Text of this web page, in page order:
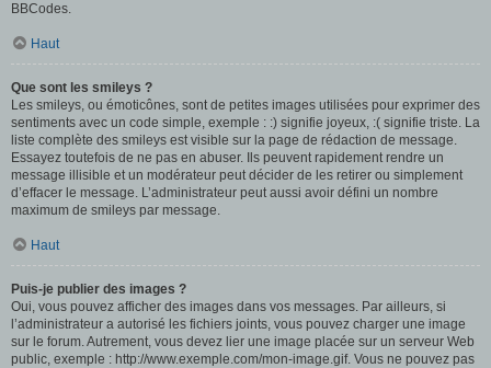
BBCodes.
Haut
Que sont les smileys ?
Les smileys, ou émoticônes, sont de petites images utilisées pour exprimer des
sentiments avec un code simple, exemple : :) signifie joyeux, :( signifie triste. La
liste complète des smileys est visible sur la page de rédaction de message.
Essayez toutefois de ne pas en abuser. Ils peuvent rapidement rendre un
message illisible et un modérateur peut décider de les retirer ou simplement
d’effacer le message. L’administrateur peut aussi avoir défini un nombre
maximum de smileys par message.
Haut
Puis-je publier des images ?
Oui, vous pouvez afficher des images dans vos messages. Par ailleurs, si
l’administrateur a autorisé les fichiers joints, vous pouvez charger une image
sur le forum. Autrement, vous devez lier une image placée sur un serveur Web
public, exemple : http://www.exemple.com/mon-image.gif. Vous ne pouvez pas